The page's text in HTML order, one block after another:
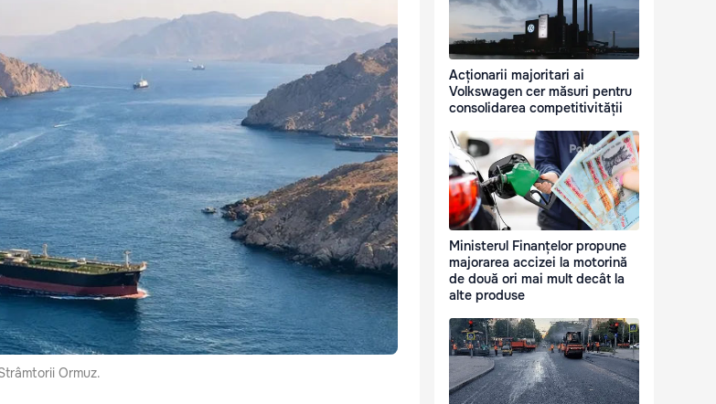
Ormuz.
Acționarii majoritari ai
Volkswagen cer măsuri pentru
consolidarea competitivității
Ministerul Finanțelor propune
majorarea accizei la motorină
de două ori mai mult decât la
alte produse